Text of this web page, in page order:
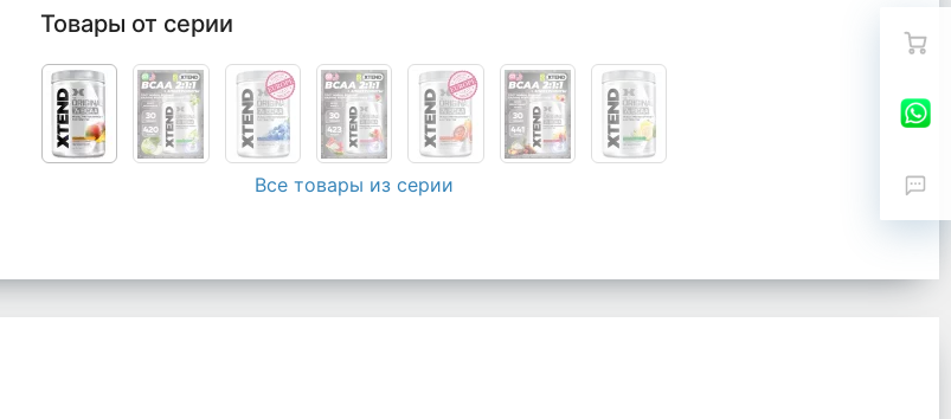
Товары от серии
Все товары из серии